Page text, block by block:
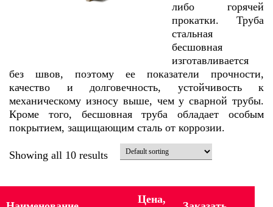
либо горячей
прокатки. Труба
стальная
бесшовная
изготавливается
без швов, поэтому ее показатели прочности,
качество и долговечность, устойчивость к
механическому износу выше, чем у сварной трубы.
Кроме того, бесшовная труба обладает особым
покрытием, защищающим сталь от коррозии.
Showing all 10 results
Цена,